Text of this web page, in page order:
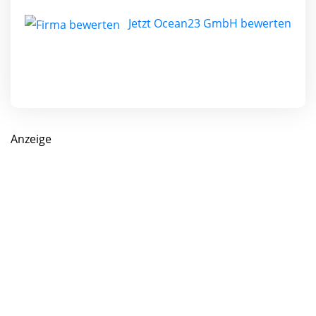
Jetzt Ocean23 GmbH bewerten
Anzeige